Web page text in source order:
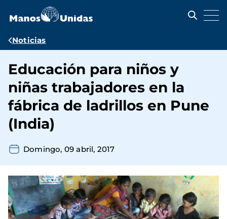
contenido
Ruta
navegación
Noticias
Educación para niños y
niñas trabajadores en la
fábrica de ladrillos en Pune
(India)
Domingo, 09 abril, 2017